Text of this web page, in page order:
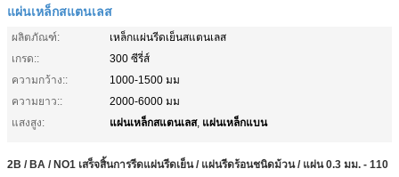
แผ่นเหล็กสแตนเลส
ผลิตภัณฑ์:
เหล็กแผ่นรีดเย็นสแตนเลส
เกรด::
300 ซีรี่ส์
ความกว้าง::
1000-1500 มม
ความยาว::
2000-6000 มม
แสงสูง:
แผ่นเหล็กสแตนเลส, แผ่นเหล็กแบน
2B / BA / NO1 เสร็จสิ้นการรีดแผ่นรีดเย็น / แผ่นรีดร้อนชนิดม้วน / แผ่น 0.3 มม. - 110